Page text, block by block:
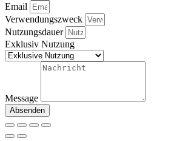
Email
Verwendungszweck
Nutzungsdauer
Exklusiv Nutzung
Message
Absenden